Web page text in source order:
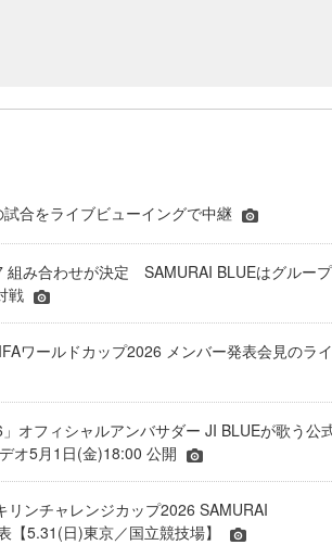
合をライブビューイングで中継
組み合わせが決定 SAMURAI BLUEはグループ
戦
ワールドカップ2026 メンバー発表会見のライ
オフィシャルアンバサダー JI BLUEが歌う公
オ5月1日(金)18:00 公開
ンチャレンジカップ2026 SAMURAI
【5.31(日)東京／国立競技場】